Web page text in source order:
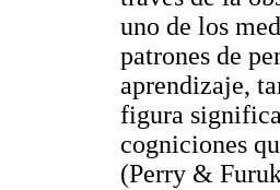
uno de los
patrones de
aprendizaje,
figura
cogniciones
(Perry &